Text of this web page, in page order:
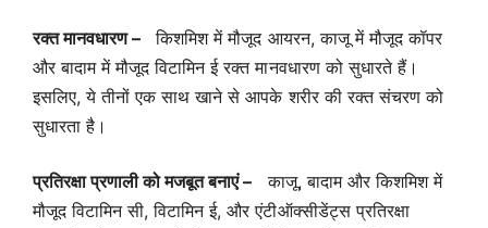
रक्त मानवधारण –
किशमिश में मौजूद आयरन, काजू में मौजूद कॉपर
और बादाम में मौजूद विटामिन ई रक्त मानवधारण को सुधारते हैं।
इसलिए, ये तीनों एक साथ खाने से आपके शरीर की रक्त संचरण को
सुधारता है।
प्रतिरक्षा प्रणाली को मजबूत बनाएं –
काजू, बादाम और किशमिश में
मौजूद विटामिन सी, विटामिन ई, और एंटीऑक्सीडेंट्स प्रतिरक्षा